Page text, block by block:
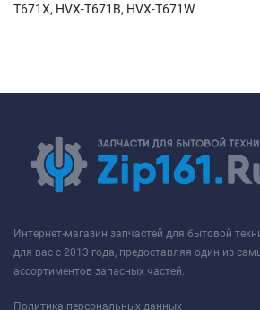
T671X, HVX-T671B, HVX-T671W
Интернет-магазин запчастей для бытовой
для вас с 2013 года, предоставляя один из
ассортиментов запасных частей.
Политика персональных данных